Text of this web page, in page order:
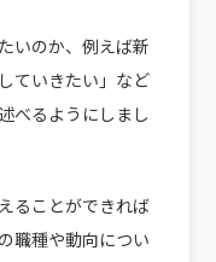
いのか、例えば新
ていきたい」など
べるようにしまし
ることができれば
職種や動向につい